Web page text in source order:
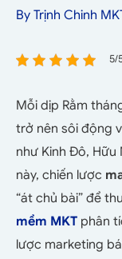
By Trịnh Chinh
5/
Mỗi dịp Rằm
trở nên sôi động
như Kinh Đô, Hữu
này, chiến lược
“át chủ bài” để
mềm MKT phân
lược marketing